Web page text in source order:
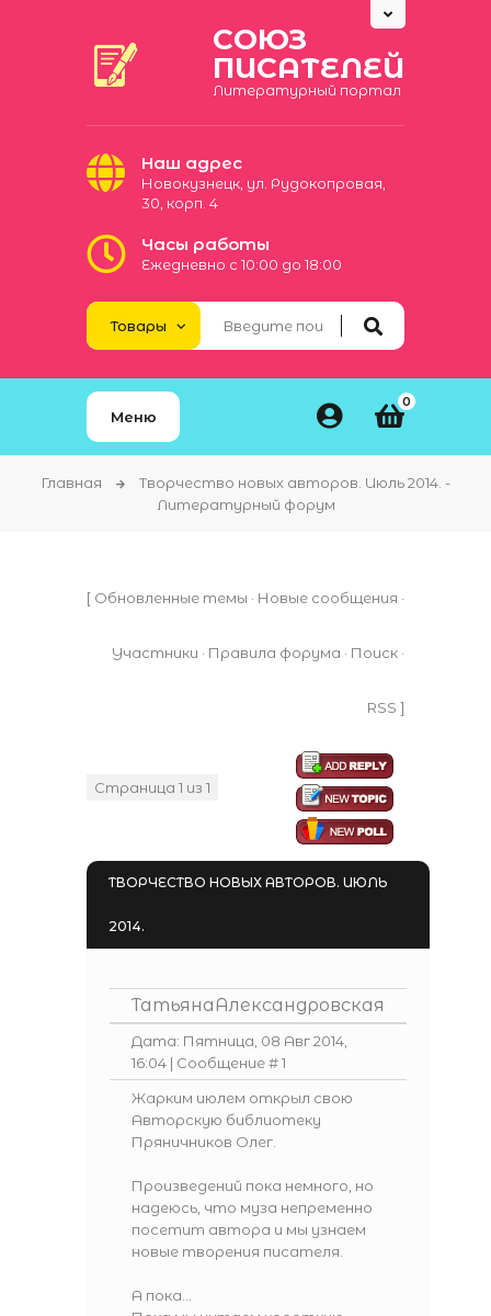
СОЮЗ
ПИСАТЕЛЕЙ
Литературный портал
Наш адрес
Новокузнецк, ул. Рудокопровая,
30, корп. 4
Часы работы
Ежедневно с 10:00 до 18:00
Меню
0
Главная
Творчество новых авторов. Июль 2014. -
Литературный форум
[ Обновленные темы · Новые сообщения ·
Участники · Правила форума · Поиск ·
RSS ]
Страница 1 из 1
ТВОРЧЕСТВО НОВЫХ АВТОРОВ. ИЮЛЬ
2014.
ТатьянаАлександровская
Дата: Пятница, 08 Авг 2014,
16:04 | Сообщение #1
Жарким июлем открыл свою
Авторскую библиотеку
Пряничников Олег.
Произведений пока немного, но
надеюсь, что муза непременно
посетит автора и мы узнаем
новые творения писателя.
А пока...